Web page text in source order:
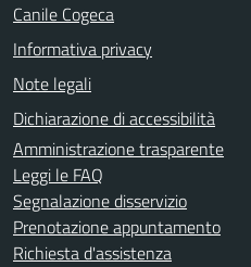
Canile Cogeca
Informativa privacy
Note legali
Dichiarazione di accessibilità
Amministrazione trasparente
Leggi le FAQ
Segnalazione disservizio
Prenotazione appuntamento
Richiesta d'assistenza